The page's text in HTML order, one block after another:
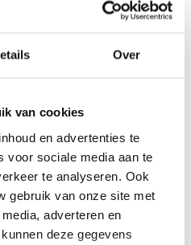
Over
van cookies
en advertenties te
voor sociale media aan te
te analyseren. Ook
gebruik van onze site met
adverteren en
deze gegevens
GOTS, Max Havelaar, PETA
van onze klanten